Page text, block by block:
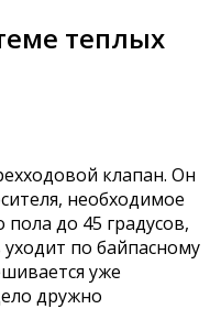
теплых
клапан. Он
необходимое
до 45 градусов,
по байпасному
уже
дружно